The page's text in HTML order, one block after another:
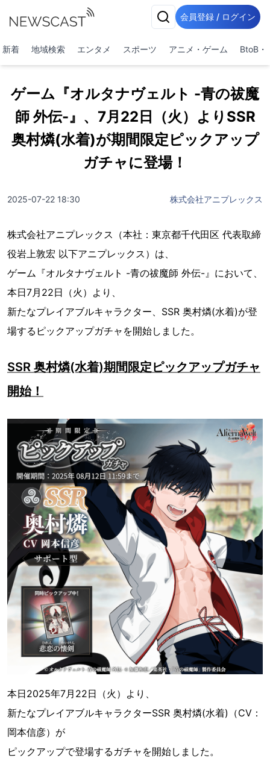
会員登録 / ログイン
新着 地域検索 エンタメ スポーツ アニメ・ゲーム BtoB・
ゲーム『オルタナヴェルト -青の祓魔
師 外伝-』、7月22日（火）よりSSR
奥村燐(水着)が期間限定ピックアップ
ガチャに登場！
2025-07-22 18:30 株式会社アニプレックス
株式会社アニプレックス（本社：東京都千代田区 代表取締
役岩上敦宏 以下アニプレックス）は、
ゲーム『オルタナヴェルト -青の祓魔師 外伝-』において、
本日7月22日（火）より、
新たなプレイアブルキャラクター、SSR 奥村燐(水着)が登
場するピックアップガチャを開始しました。
SSR 奥村燐(水着)期間限定ピックアップガチャ
開始！
本日2025年7月22日（火）より、
新たなプレイアブルキャラクターSSR 奥村燐(水着)（CV：
岡本信彦）が
ピックアップで登場するガチャを開始しました。